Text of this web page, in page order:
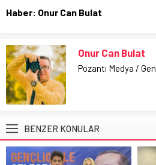
Haber: Onur Can Bulat
Onur Can Bulat
Pozantı Medya /
BENZER KONULAR